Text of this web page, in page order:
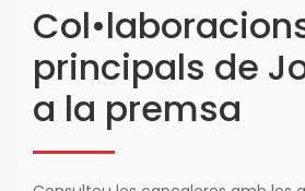
principals de
a la premsa